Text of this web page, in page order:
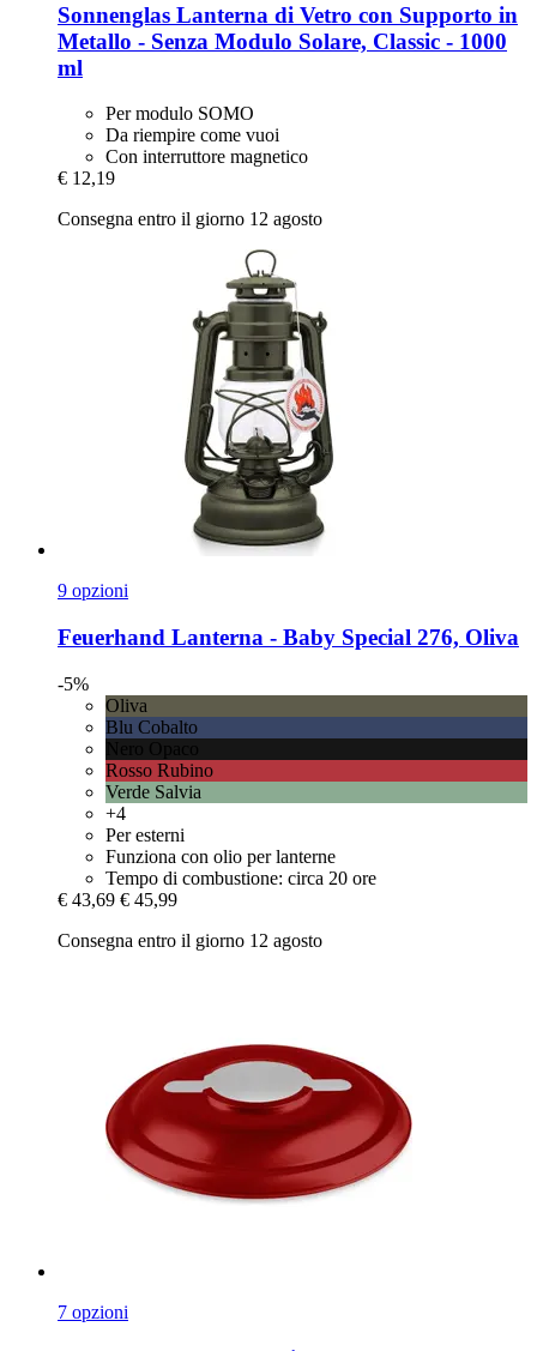
Sonnenglas Lanterna di Vetro con Supporto in
Metallo -​ Senza Modulo Solare, Classic -​ 1000
ml
Per modulo SOMO
Da riempire come vuoi
Con interruttore magnetico
€ 12,19
Consegna entro il giorno 12 agosto
9 opzioni
Feuerhand Lanterna -​ Baby Special 276, Oliva
-5%
Oliva
Blu Cobalto
Rosso Rubino
Verde Salvia
+4
Per esterni
Funziona con olio per lanterne
Tempo di combustione: circa 20 ore
€ 43,69 € 45,99
Consegna entro il giorno 12 agosto
7 opzioni